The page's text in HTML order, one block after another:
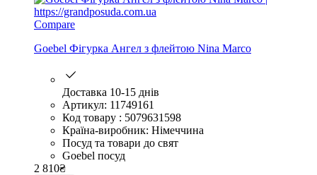
Compare
Goebel Фігурка Ангел з флейтою Nina Marco
Доставка 10-15 днів
Артикул: 11749161
Код товару : 5079631598
Країна-виробник: Німеччина
Посуд та товари до свят
Goebel посуд
2 810₴